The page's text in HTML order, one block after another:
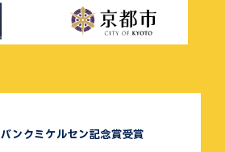
バンクミケルセン記念賞受賞